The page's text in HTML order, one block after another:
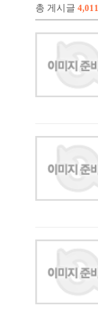
총 게시글 4,011